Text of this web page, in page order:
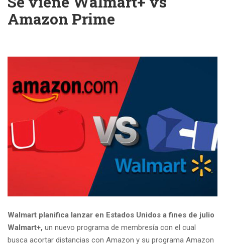
Amazon Prime
Walmart planifica lanzar en Estados Unidos a fines de julio
Walmart+, un nuevo programa de membresía con el cual
busca acortar distancias con Amazon y su programa Amazon